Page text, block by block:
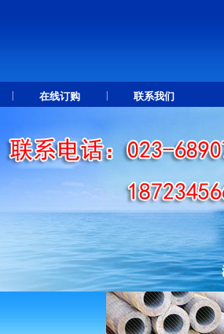
在线订购 联系我们